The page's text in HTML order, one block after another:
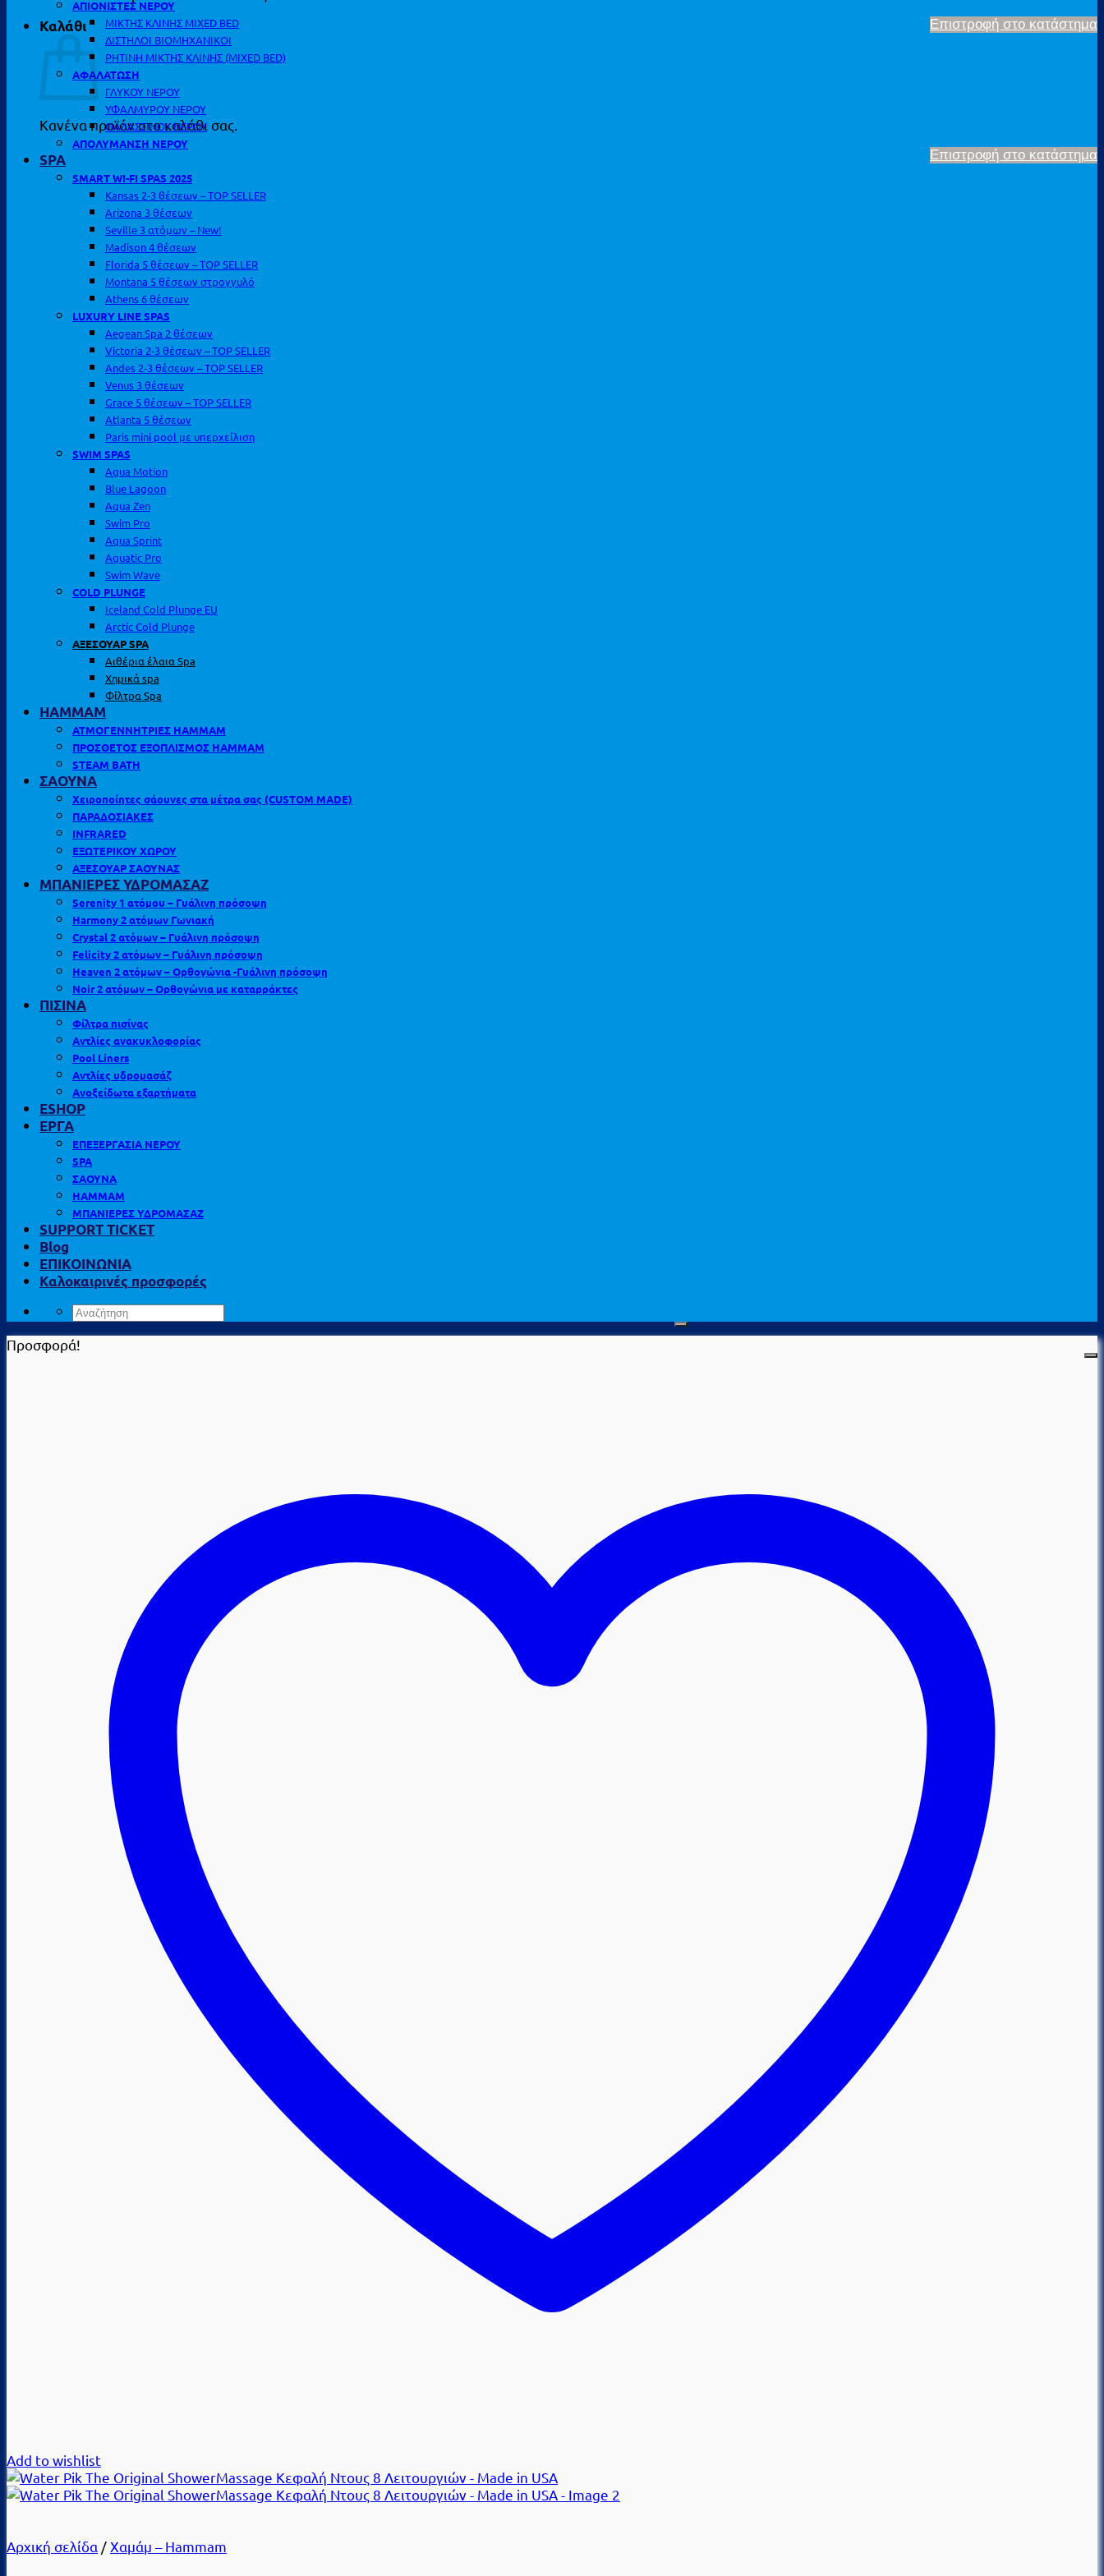
Επιστροφή στο κατάστημα
Καλάθι
Κανένα προϊόν στο καλάθι σας.
Επιστροφή στο κατάστημα
ΑΠΙΟΝΙΣΤΕΣ ΝΕΡΟΥ
ΜΙΚΤΗΣ ΚΛΙΝΗΣ MIXED BED
ΔΙΣΤΗΛΟΙ ΒΙΟΜΗΧΑΝΙΚΟΙ
ΡΗΤΙΝΗ ΜΙΚΤΗΣ ΚΛΙΝΗΣ (MIXED BED)
ΑΦΑΛΑΤΩΣΗ
ΓΛΥΚΟΥ ΝΕΡΟΥ
ΥΦΑΛΜΥΡΟΥ ΝΕΡΟΥ
ΘΑΛΑΣΣΙΝΟΥ ΝΕΡΟΥ
ΑΠΟΛΥΜΑΝΣΗ ΝΕΡΟΥ
SPA
SMART WI-FI SPAS 2025
Kansas 2-3 θέσεων – TOP SELLER
Arizona 3 θέσεων
Seville 3 ατόμων – New!
Madison 4 θέσεων
Florida 5 θέσεων – TOP SELLER
Montana 5 θέσεων στρογγυλό
Athens 6 θέσεων
LUXURY LINE SPAS
Aegean Spa 2 θέσεων
Victoria 2-3 θέσεων – TOP SELLER
Andes 2-3 θέσεων – TOP SELLER
Venus 3 θέσεων
Grace 5 θέσεων – TOP SELLER
Atlanta 5 θέσεων
Paris mini pool με υπερχείλιση
SWIM SPAS
Aqua Motion
Blue Lagoon
Aqua Zen
Swim Pro
Aqua Sprint
Aquatic Pro
Swim Wave
COLD PLUNGE
Iceland Cold Plunge EU
Arctic Cold Plunge
ΑΞΕΣΟΥΑΡ SPA
Αιθέρια έλαια Spa
Χημικά spa
Φίλτρα Spa
HAMMAM
ΑΤΜΟΓΕΝΝΗΤΡΙΕΣ HAMMAM
ΠΡΟΣΘΕΤΟΣ ΕΞΟΠΛΙΣΜΟΣ HAMMAM
STEAM BATH
ΣΑΟΥΝΑ
Χειροποίητες σάουνες στα μέτρα σας (CUSTOM MADE)
ΠΑΡΑΔΟΣΙΑΚΕΣ
INFRARED
ΕΞΩΤΕΡΙΚΟΥ ΧΩΡΟΥ
ΑΞΕΣΟΥΑΡ ΣΑΟΥΝΑΣ
ΜΠΑΝΙΕΡΕΣ ΥΔΡΟΜΑΣΑΖ
Serenity 1 ατόμου – Γυάλινη πρόσοψη
Harmony 2 ατόμων Γωνιακή
Crystal 2 ατόμων – Γυάλινη πρόσοψη
Felicity 2 ατόμων – Γυάλινη πρόσοψη
Heaven 2 ατόμων – Ορθογώνια -Γυάλινη πρόσοψη
Noir 2 ατόμων – Ορθογώνια με καταρράκτες
ΠΙΣΙΝΑ
Φίλτρα πισίνας
Αντλίες ανακυκλοφορίας
Pool Liners
Αντλίες υδρομασάζ
Ανοξείδωτα εξαρτήματα
ESHOP
ΕΡΓΑ
ΕΠΕΞΕΡΓΑΣΙΑ ΝΕΡΟΥ
SPA
ΣΑΟΥΝΑ
HAMMAM
ΜΠΑΝΙΕΡΕΣ ΥΔΡΟΜΑΣΑΖ
SUPPORT TICKET
Blog
ΕΠΙΚΟΙΝΩΝΙΑ
Καλοκαιρινές προσφορές
Αναζήτηση
για:
Προσφορά!
Add to wishlist
Αρχική σελίδα /Χαμάμ – Hammam